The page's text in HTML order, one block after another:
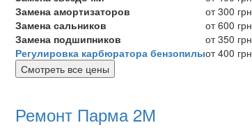
Замена амортизаторов
от 300 грн
Замена сальников
от 600 грн
Замена подшипников
от 350 грн
Регулировка карбюратора бензопилыот 400 грн
Смотреть все цены
товары
Ремонт Парма 2М